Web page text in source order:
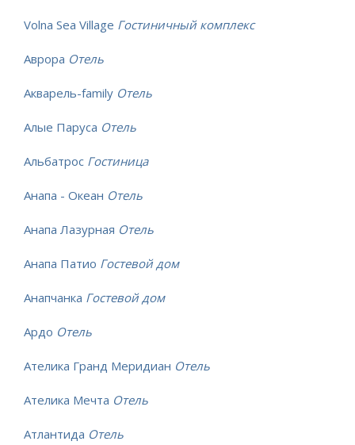
Volna Sea Village Гостиничный комплекс
Аврора Отель
Акварель-family Отель
Алые Паруса Отель
Альбатрос Гостиница
Анапа - Океан Отель
Анапа Лазурная Отель
Анапа Патио Гостевой дом
Анапчанка Гостевой дом
Ардо Отель
Ателика Гранд Меридиан Отель
Ателика Мечта Отель
Атлантида Отель